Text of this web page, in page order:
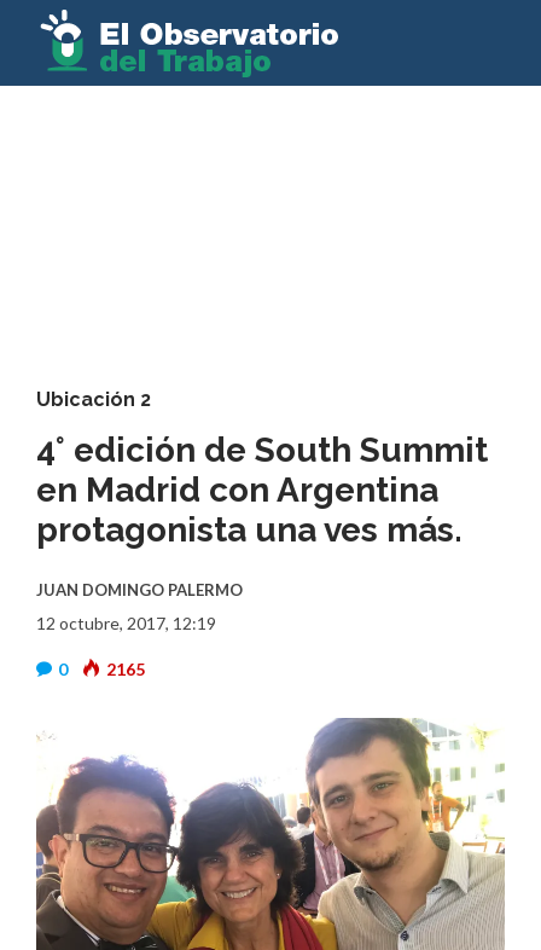
Ubicación 2
4° edición de South Summit
en Madrid con Argentina
protagonista una ves más.
JUAN DOMINGO PALERMO
12 octubre, 2017, 12:19
0 2165